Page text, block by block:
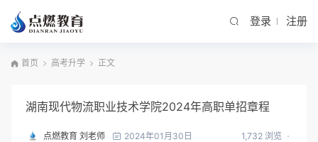
登录 注册
首页 高考升学 正文
湖南现代物流职业技术学院2024年高职单招章程
点燃教育 刘老师 2024年01月30日 1,732 浏览